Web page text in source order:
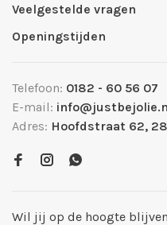
Veelgestelde vragen
Openingstijden
Telefoon: 0182 - 60 56 07
E-mail:
Adres: Hoofdstraat 62,
Wil jij op de hoogte